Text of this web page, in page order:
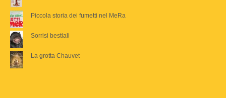
Piccola storia dei fumetti nel MeRa
Sorrisi bestiali
La grotta Chauvet